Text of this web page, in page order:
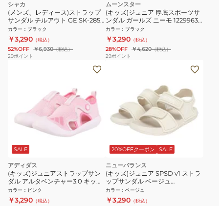
シャカ
(メンズ、レディース)ストラップ
サンダル チルアウト GE SK-285
Black
カラー ： ブラック
￥3,290 （税込）
52%OFF ￥6,930（税込）
29ポイント
ムーンスター
(キッズ)ジュニア 厚底スポーツサ
ンダル ガールズ ニーモ 12299636
25S2
カラー ： ブラック
￥3,290 （税込）
28%OFF ￥4,620（税込）
29ポイント
SALE
アディダス
(キッズ)ジュニアストラップサン
ダル アルタベンチャー3.0 キッズ
JR5698
カラー ： ピンク
￥3,290 （税込）
20%OFFクーポン SALE
ニューバランス
(キッズ)ジュニア SPSD v1 ストラ
ップサンダル ベージュ
YSPSD97S M
カラー ： ベージュ
￥3,290 （税込）